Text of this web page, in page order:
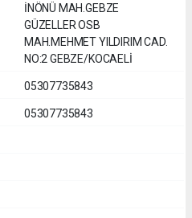
İNÖNÜ MAH.GEBZE
GÜZELLER OSB
MAH.MEHMET YILDIRIM CAD.
NO:2 GEBZE/KOCAELİ
05307735843
05307735843